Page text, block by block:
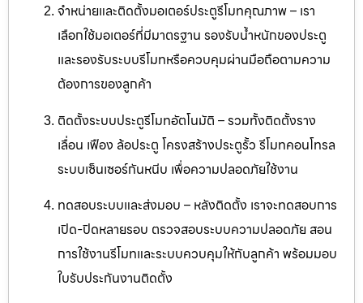
จำหน่ายและติดตั้งมอเตอร์ประตูรีโมทคุณภาพ – เรา
เลือกใช้มอเตอร์ที่มีมาตรฐาน รองรับน้ำหนักของประตู
และรองรับระบบรีโมทหรือควบคุมผ่านมือถือตามความ
ต้องการของลูกค้า
ติดตั้งระบบประตูรีโมทอัตโนมัติ – รวมทั้งติดตั้งราง
เลื่อน เฟือง ล้อประตู โครงสร้างประตูรั้ว รีโมทคอนโทรล
ระบบเซ็นเซอร์กันหนีบ เพื่อความปลอดภัยใช้งาน
ทดสอบระบบและส่งมอบ – หลังติดตั้ง เราจะทดสอบการ
เปิด-ปิดหลายรอบ ตรวจสอบระบบความปลอดภัย สอน
การใช้งานรีโมทและระบบควบคุมให้กับลูกค้า พร้อมมอบ
ใบรับประกันงานติดตั้ง